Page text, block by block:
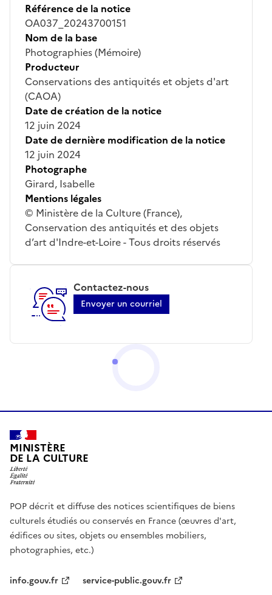
Référence de la notice
OA037_20243700151
Nom de la base
Photographies (Mémoire)
Producteur
Conservations des antiquités et objets d'art
(CAOA)
Date de création de la notice
12 juin 2024
Date de dernière modification de la notice
12 juin 2024
Photographe
Girard, Isabelle
Mentions légales
© Ministère de la Culture (France),
Conservation des antiquités et des objets
d’art d'Indre-et-Loire - Tous droits réservés
Contactez-nous
Envoyer un courriel
MINISTÈRE
DE LA CULTURE
POP décrit et diffuse des notices scientifiques de biens
culturels étudiés ou conservés en France (œuvres d'art,
édifices ou sites, objets ou ensembles mobiliers,
photographies, etc.)
info.gouv.fr service-public.gouv.fr